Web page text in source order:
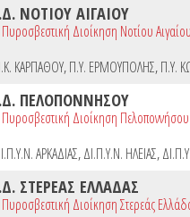
ΝΟΤΙΟΥ ΑΙΓΑΙΟΥ
Διοίκηση Νοτίου Αιγαίου
ΚΑΡΠΑΘΟΥ,Π.Υ. ΕΡΜΟΥΠΟΛΗΣ,Π.Υ.
ΠΕΛΟΠΟΝΝΗΣΟΥ
Διοίκηση Πελοποννήσου
ΑΡΚΑΔΙΑΣ,ΔΙ.Π.Υ.Ν. ΗΛΕΙΑΣ,
ΣΤΕΡΕΑΣ ΕΛΛΑΔΑΣ
Διοίκηση Στερεάς